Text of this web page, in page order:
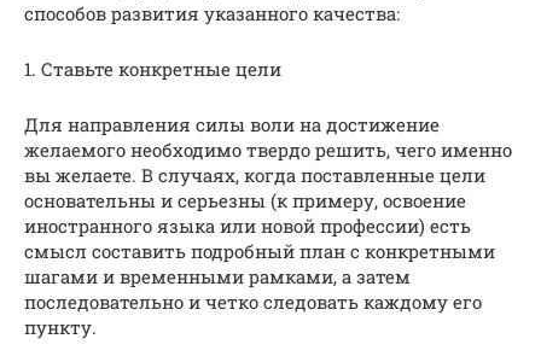
способов развития указанного качества:
1. Ставьте конкретные цели
Для направления силы воли на достижение
желаемого необходимо твердо решить, чего именно
вы желаете. В случаях, когда поставленные цели
основательны и серьезны (к примеру, освоение
иностранного языка или новой профессии) есть
смысл составить подробный план с конкретными
шагами и временными рамками, а затем
последовательно и четко следовать каждому его
пункту.